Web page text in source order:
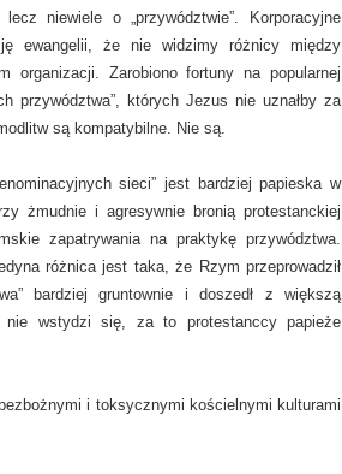
niewiele o „przywództwie”. Korporacyjne
ewangelii, że nie widzimy różnicy między
organizacji. Zarobiono fortuny na popularnej
przywództwa”, których Jezus nie uznałby za
są kompatybilne. Nie są.
sieci” jest bardziej papieska w
żmudnie i agresywnie bronią protestanckiej
zapatrywania na praktykę przywództwa.
różnica jest taka, że Rzym przeprowadził
bardziej gruntownie i doszedł z większą
nie wstydzi się, za to protestanccy papieże
i toksycznymi kościelnymi kulturami